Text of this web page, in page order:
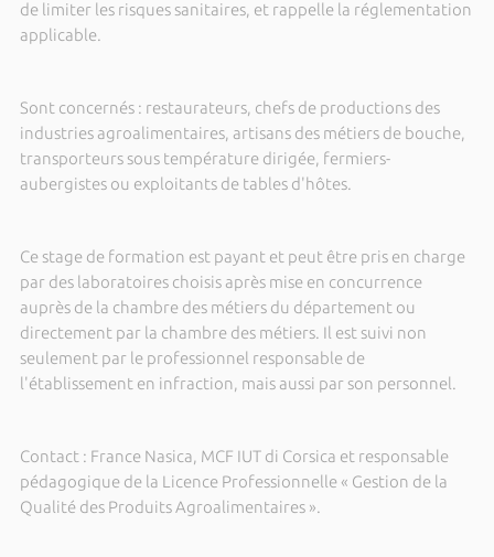
de limiter les risques sanitaires, et rappelle la réglementation
applicable.
Sont concernés : restaurateurs, chefs de productions des
industries agroalimentaires, artisans des métiers de bouche,
transporteurs sous température dirigée, fermiers-
aubergistes ou exploitants de tables d'hôtes.
Ce stage de formation est payant et peut être pris en charge
par des laboratoires choisis après mise en concurrence
auprès de la chambre des métiers du département ou
directement par la chambre des métiers. Il est suivi non
seulement par le professionnel responsable de
l'établissement en infraction, mais aussi par son personnel.
Contact : France Nasica, MCF IUT di Corsica et responsable
pédagogique de la Licence Professionnelle « Gestion de la
Qualité des Produits Agroalimentaires ».